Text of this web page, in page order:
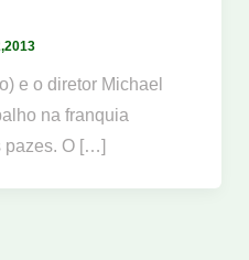
e o diretor Michael
na franquia
pazes. O […]